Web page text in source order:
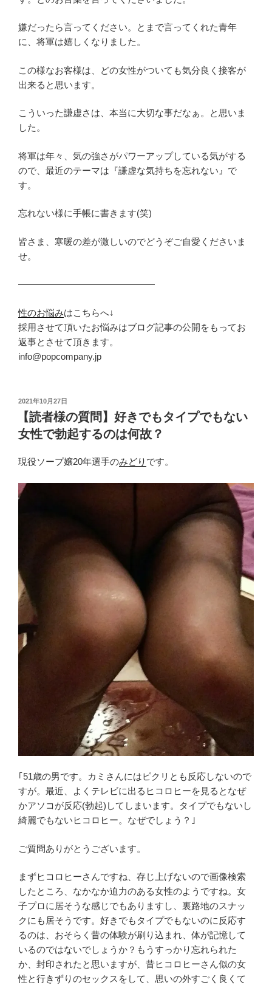
嫌だったら言ってください。とまで言ってくれた青年
に、将軍は嬉しくなりました。
この様なお客様は、どの女性がついても気分良く接客が
出来ると思います。
こういった謙虚さは、本当に大切な事だなぁ。と思いま
した。
将軍は年々、気の強さがパワーアップしている気がする
ので、最近のテーマは『謙虚な気持ちを忘れない』で
す。
忘れない様に手帳に書きます(笑)
皆さま、寒暖の差が激しいのでどうぞご自愛くださいま
せ。
———————————————
性のお悩みはこちらへ↓
採用させて頂いたお悩みはブログ記事の公開をもってお
返事とさせて頂きます。
info@popcompany.jp
投
日:
2021年10月27日
【読者様の質問】好きでもタイプでもない
女性で勃起するのは何故？
現役ソープ嬢20年選手のみどり です。
｢51歳の男です。カミさんにはピクリとも反応しないので
すが。最近、よくテレビに出るヒコロヒーを見るとなぜ
かアソコが反応(勃起)してしまいます。タイプでもないし
綺麗でもないヒコロヒー。なぜでしょう？｣
ご質問ありがとうございます。
まずヒコロヒーさんですね、存じ上げないので画像検索
したところ、なかなか迫力のある女性のようですね。女
子プロに居そうな感じでもありますし、裏路地のスナッ
クにも居そうです。好きでもタイプでもないのに反応す
るのは、おそらく昔の体験が刷り込まれ、体が記憶して
いるのではないでしょうか？もうすっかり忘れられた
か、封印されたと思いますが、昔ヒコロヒーさん似の女
性と行きずりのセックスをして、思いの外すごく良くて